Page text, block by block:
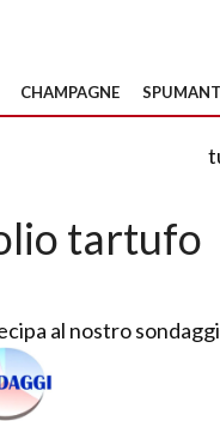
CHAMPAGNE
tartufo
al nostro